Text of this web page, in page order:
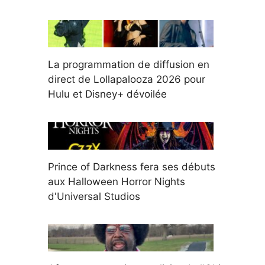
La programmation de diffusion en
direct de Lollapalooza 2026 pour
Hulu et Disney+ dévoilée
Prince of Darkness fera ses débuts
aux Halloween Horror Nights
d'Universal Studios